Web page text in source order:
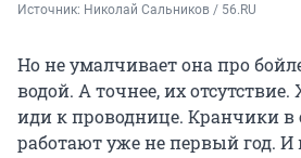
Источник: Николай Сальников / 56.RU
Но не умалчивает она про
водой. А точнее, их
иди к проводнице. Кранчики в
работают уже не первый год. И